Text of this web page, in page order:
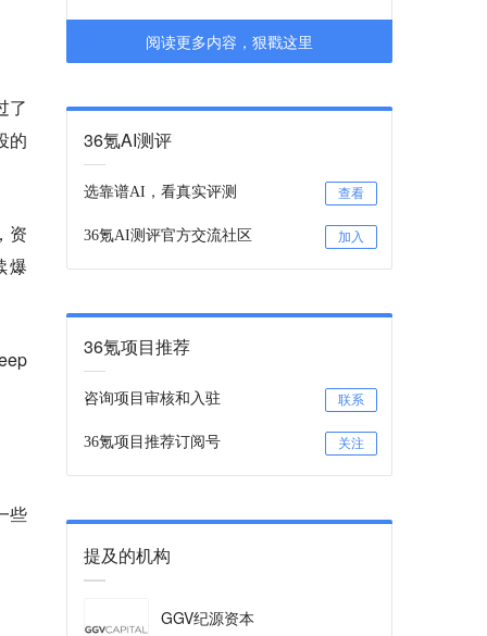
了
的
资
爆
些
阅读更多内容，狠戳这里
36氪AI测评
选靠谱AI，看真实评测 查看
36氪AI测评官方交流社区 加入
36氪项目推荐
咨询项目审核和入驻 联系
36氪项目推荐订阅号 关注
提及的机构
GGV纪源资本